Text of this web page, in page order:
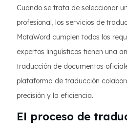
Cuando se trata de seleccionar
profesional, los servicios de
MotaWord cumplen todos los
expertos lingüísticos tienen una
traducción de documentos
plataforma de traducción
precisión y la eficiencia.
El proceso de